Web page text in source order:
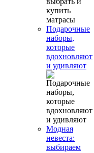
Подарочные
наборы,
которые
вдохновляют
и удивляют
Модная
невеста:
выбираем